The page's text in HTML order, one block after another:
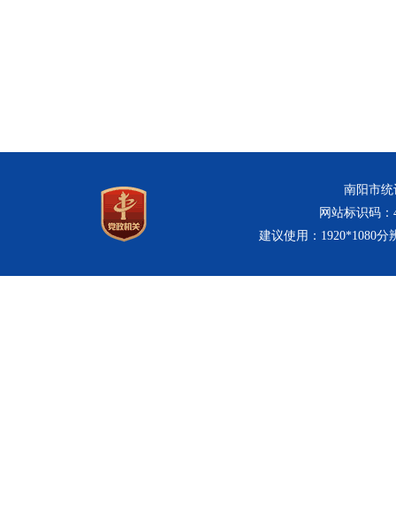
南阳市统
网站标识码：
建议使用：1920*1080